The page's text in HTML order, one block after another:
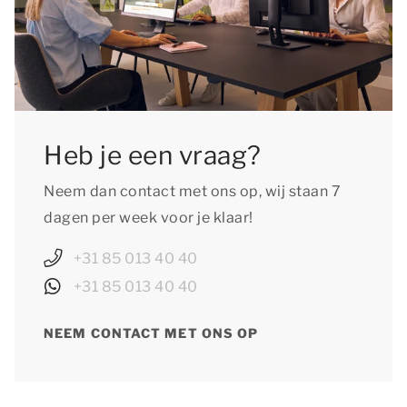
Heb je een vraag?
Neem dan contact met ons op, wij staan 7
dagen per week voor je klaar!
+31 85 013 40 40
+31 85 013 40 40
NEEM CONTACT MET ONS OP